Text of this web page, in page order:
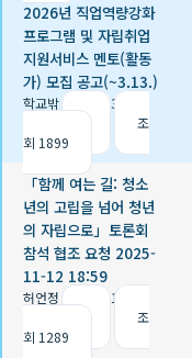
2026년 직업역량강화
프로그램 및 자립취업
지원서비스 멘토(활동
가) 모집 공고(~3.13.)
학교밖| 2026.03.05
조
회 1899
「함께 여는 길: 청소
년의 고립을 넘어 청년
의 자립으로」토론회
참석 협조 요청 2025-
11-12 18:59
허언정 2025.11.19
조
회 1289